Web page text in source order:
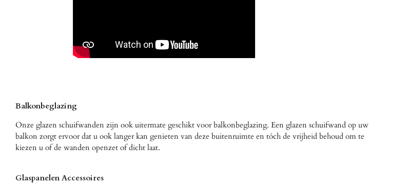
Balkonbeglazing
Onze glazen schuifwanden zijn ook uitermate geschikt voor balkonbeglazing. Een glazen schuifwand op uw
balkon zorgt ervoor dat u ook langer kan genieten van deze buitenruimte en tóch de vrijheid behoud om te
kiezen u of de wanden openzet of dicht laat.
Glaspanelen Accessoires